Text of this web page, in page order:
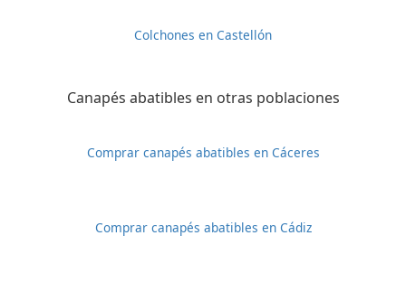
Colchones en Castellón
Canapés abatibles en otras poblaciones
Comprar canapés abatibles en Cáceres
Comprar canapés abatibles en Cádiz